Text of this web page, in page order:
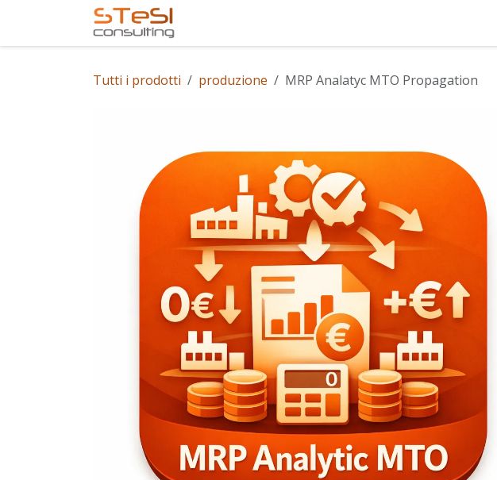
Passa al contenuto
Tutti i prodotti produzione MRP Analatyc MTO Propagation